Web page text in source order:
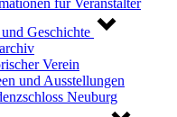
für Veranstalter
Geschichte
Verein
und Ausstellungen
Neuburg